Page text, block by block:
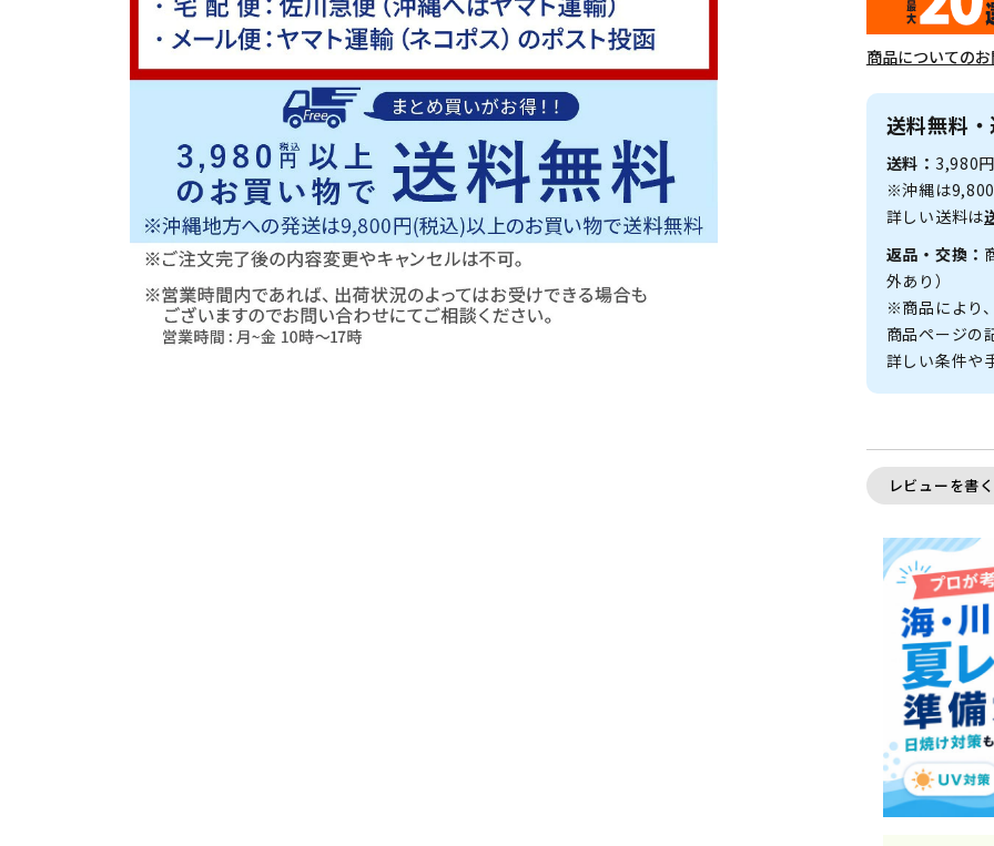
商品についての
送料無料
送料： 3,980
※沖縄は
詳しい送料は
返品・交換：
外あり）
※商品により
商品ページの
詳しい条件や
レビューを書く